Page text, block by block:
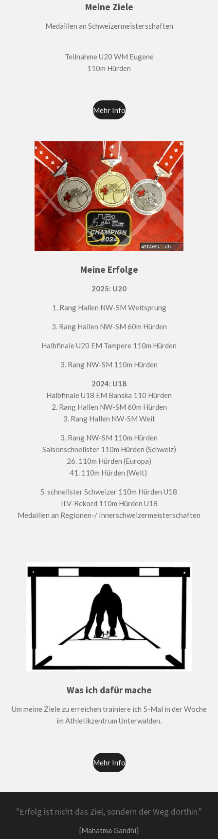
Meine Ziele
Medaillen an Schweizermeisterschaften
Teilnahme U20 WM Eugene
110m Hürden
Mehr Info
Meine Erfolge
2025: U20
1. Rang Hallen NW-SM Weitsprung
3. Rang Hallen NW-SM 60m Hürden
Halbfinale U20 EM Tampere 110m Hürden
3. Rang NW-SM 110m Hürden
2024: U18
Halbfinale U18 EM Banska 110 Hürden
2. Rang Hallen NW-SM 60m Hürden
3. Rang Hallen NW-SM Weit
3. Rang NW-SM 110m Hürden
Saisonschnellster 110m Hürden (Schweiz)
26. 110m Hürden (Europa)
41. 110m Hürden (Welt)
5. schnellster Schweizer 110m Hürden U18
ILV-Rekord 110m Hürden U18
Medaillen an Regionen-/ Innerschweizermeisterschaften
Was ich dafür mache
Um meine Ziele zu erreichen trainiere ich 5-Mal in der Woche
im Athletikzentrum Unterwalden.
Mehr Info
"Erfolg ist nicht das Ziel, sondern der Weg dorthin."
[Mahatma Gandhi]